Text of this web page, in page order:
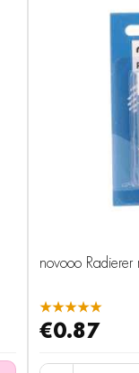
novooo
★★★★★
€0.87